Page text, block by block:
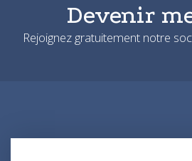
Devenir
Rejoignez gratuitement notre